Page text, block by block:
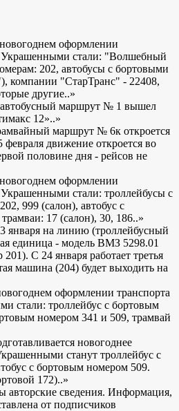
оформлении
Украшенными стали: "Волшебный
202, автобусы с бортовыми
компании "СтарТранс" - 22408,
другие..»
маршрут № 1 вышел
12»..»
маршрут № 6к откроется
февраля движение откроется во
половине дня - рейсов не
оформлении
Украшенными стали: троллейбусы с
999 (салон), автобус с
17 (салон), 30, 186..»
января на линию (троллейбусный
единица - модель ВМЗ 5298.01
С 24 января работает третья
машина (204) будет выходить на
оформлении транспорта
стали: троллейбус с бортовым
номером 341 и 509, трамвай
новогоднее
станут троллейбус с
с бортовым номером 509.
172)..»
авторские сведения. Информация,
от подписчиков